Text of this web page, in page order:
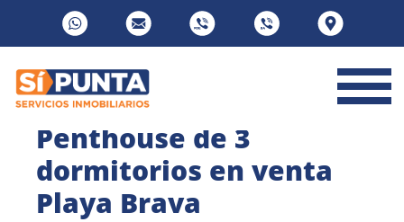
Penthouse de 3
dormitorios en venta
Playa Brava